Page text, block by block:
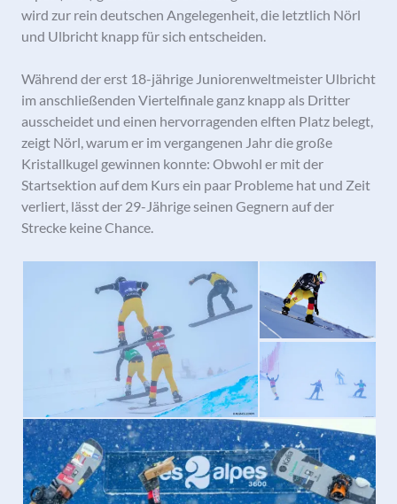
wird zur rein deutschen Angelegenheit, die letztlich Nörl
und Ulbricht knapp für sich entscheiden.
Während der erst 18-jährige Juniorenweltmeister Ulbricht
im anschließenden Viertelfinale ganz knapp als Dritter
ausscheidet und einen hervorragenden elften Platz belegt,
zeigt Nörl, warum er im vergangenen Jahr die große
Kristallkugel gewinnen konnte: Obwohl er mit der
Startsektion auf dem Kurs ein paar Probleme hat und Zeit
verliert, lässt der 29-Jährige seinen Gegnern auf der
Strecke keine Chance.